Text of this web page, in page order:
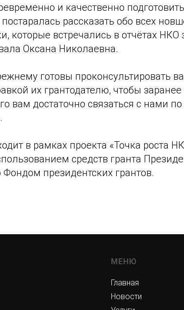
и качественно
рассказать обо всех
которые встречались в отчётах
Оксана Николаевна.
готовы проконсультировать
их грантодателю, чтобы
вам достаточно связаться с нами
.
в рамках проекта «Точка роста
средств гранта
Фондом президентских грантов.
МЕНЮ
Главная
Новости